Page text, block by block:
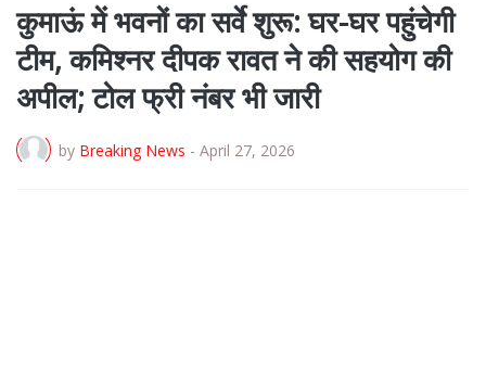
कुमाऊं में भवनों का सर्वे शुरू: घर-घर पहुंचेगी
टीम, कमिश्नर दीपक रावत ने की सहयोग की
अपील; टोल फ्री नंबर भी जारी
by Breaking News - April 27, 2026